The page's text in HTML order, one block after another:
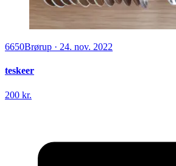
6650Brørup · 24. nov. 2022
teskeer
200 kr.